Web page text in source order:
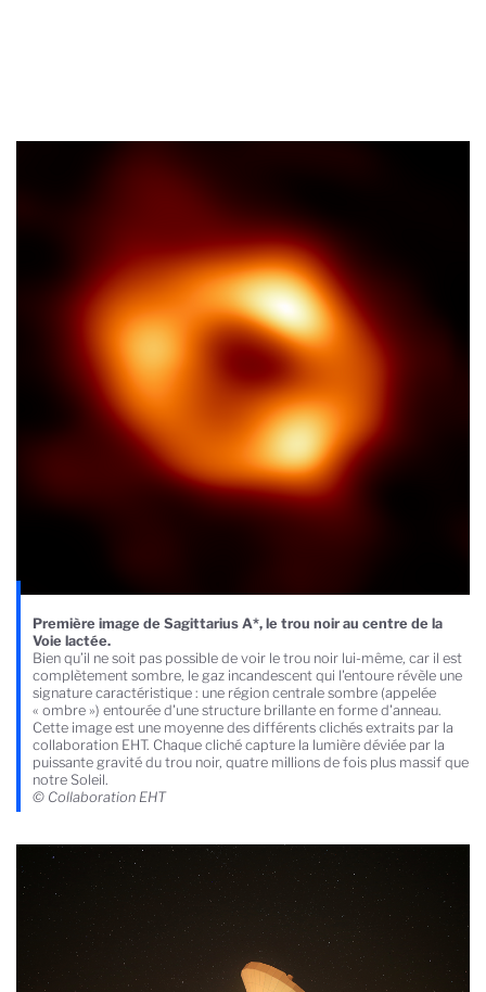
Première image de Sagittarius A*, le trou noir au centre de la
Voie lactée.
Bien qu’il ne soit pas possible de voir le trou noir lui-même, car il est
complètement sombre, le gaz incandescent qui l'entoure révèle une
signature caractéristique : une région centrale sombre (appelée
« ombre ») entourée d'une structure brillante en forme d'anneau.
Cette image est une moyenne des différents clichés extraits par la
collaboration EHT. Chaque cliché capture la lumière déviée par la
puissante gravité du trou noir, quatre millions de fois plus massif que
notre Soleil.
© Collaboration EHT